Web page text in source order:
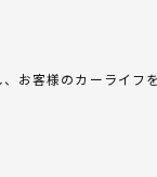
お客様のカーライフ